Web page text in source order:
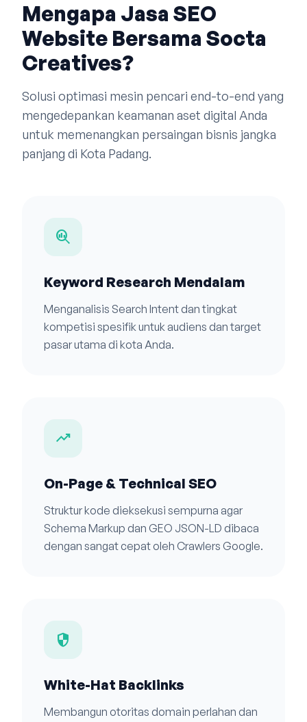
Mengapa Jasa SEO
Website Bersama Socta
Creatives?
Solusi optimasi mesin pencari end-to-end yang
mengedepankan keamanan aset digital Anda
untuk memenangkan persaingan bisnis jangka
panjang di Kota Padang.
search_insights
Keyword Research Mendalam
Menganalisis Search Intent dan tingkat
kompetisi spesifik untuk audiens dan target
pasar utama di kota Anda.
trending_up
On-Page & Technical SEO
Struktur kode dieksekusi sempurna agar
Schema Markup dan GEO JSON-LD dibaca
dengan sangat cepat oleh Crawlers Google.
security
White-Hat Backlinks
Membangun otoritas domain perlahan dan